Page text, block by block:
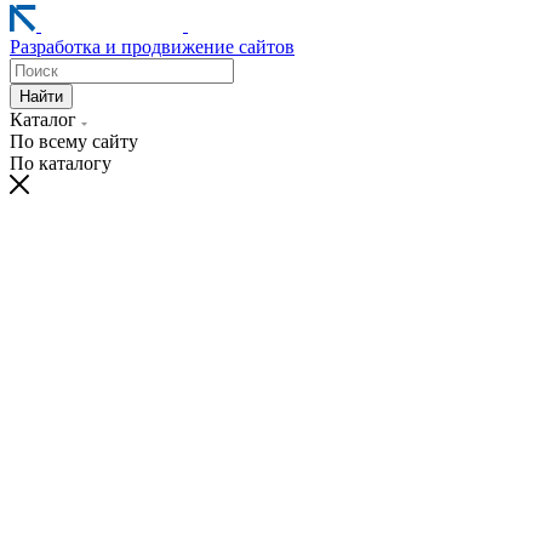
Разработка и продвижение сайтов
Найти
Каталог
По всему сайту
По каталогу